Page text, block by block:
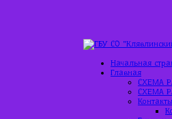
Начальная
Главная
СХЕМА
СХЕМА
Контакты